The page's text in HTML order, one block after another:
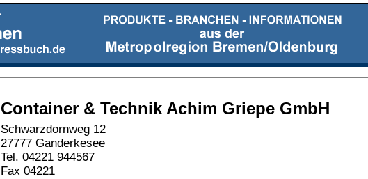
Container & Technik Achim Griepe GmbH
Schwarzdornweg 12
27777 Ganderkesee
Tel. 04221 944567
Fax 04221